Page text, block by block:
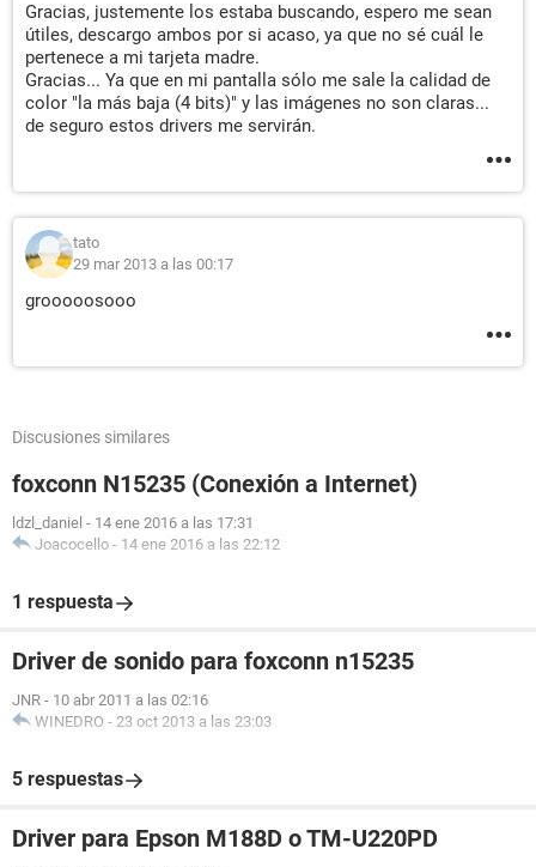
Gracias, justemente los estaba buscando, espero me sean
útiles, descargo ambos por si acaso, ya que no sé cuál le
pertenece a mi tarjeta madre.
Gracias... Ya que en mi pantalla sólo me sale la calidad de
color "la más baja (4 bits)" y las imágenes no son claras...
de seguro estos drivers me servirán.
tato
29 mar 2013 a las 00:17
grooooosooo
Discusiones similares
foxconn N15235 (Conexión a Internet)
ldzl_daniel - 14 ene 2016 a las 17:31
Joacocello - 14 ene 2016 a las 22:12
1 respuesta
Driver de sonido para foxconn n15235
JNR - 10 abr 2011 a las 02:16
WINEDRO - 23 oct 2013 a las 23:03
5 respuestas
Driver para Epson M188D o TM-U220PD